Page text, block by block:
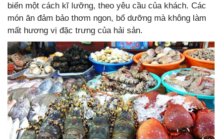
biến một cách kĩ lưỡng, theo yêu cầu của khách. Các
món ăn đảm bảo thơm ngon, bổ dưỡng mà không làm
mất hương vị đặc trưng của hải sản.